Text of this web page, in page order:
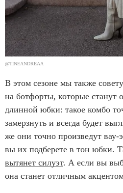
@TINEANDREAA
В этом сезоне мы также
на ботфорты, которые станут
длинной юбки: такое комбо
замерзнуть и всегда будет
же они точно произведут вау-
вы их подберете в тон юбки.
вытянет силуэт. А если вы
она станет отличным